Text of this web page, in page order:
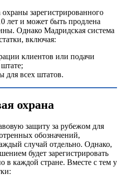
зарегистрированного
лет и может быть продлена
Однако Мадридская система
включая:
клиентов или подачи
для всех штатов.
охрана
защиту за рубежом для
обозначений,
случай отдельно. Однако,
будет зарегистрировать
в каждой стране. Вместе с тем у